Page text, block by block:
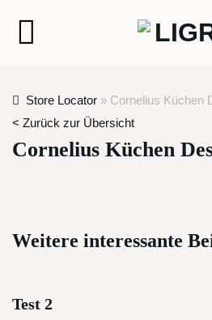
Store Locator » Cornelius Küchen
< Zurück zur Übersicht
Cornelius Küchen
Weitere interessante
Test 2